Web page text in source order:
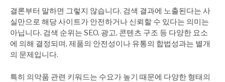
결론부터 말하면 그렇지 않습니다. 검색 결과에 노출된다는 사
실만으로 해당 사이트가 안전하거나 신뢰할 수 있다는 의미는
아닙니다. 검색 순위는 SEO, 광고, 콘텐츠 구조 등 다양한 요소
에 의해 결정되며, 제품의 안전성이나 유통의 합법성과는 별개
의 문제입니다.
특히 의약품 관련 키워드는 수요가 높기 때문에 다양한 형태의